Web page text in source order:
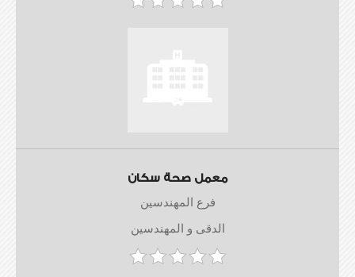
معمل صحة سكان
فرع المهندسين
الدقى و المهندسين